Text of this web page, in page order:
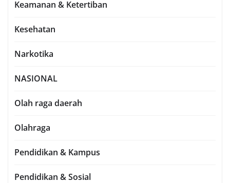
Keamanan & Ketertiban
Kesehatan
Narkotika
NASIONAL
Olah raga daerah
Olahraga
Pendidikan & Kampus
Pendidikan & Sosial